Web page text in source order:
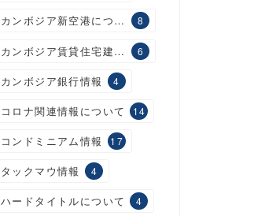
カンボジア新空港について 8
カンボジア賃貸住宅建設について 6
カンボジア銀行情報 4
コロナ関連情報について 14
コンドミニアム情報 17
タックマウ情報 4
ハードタイトルについて 4